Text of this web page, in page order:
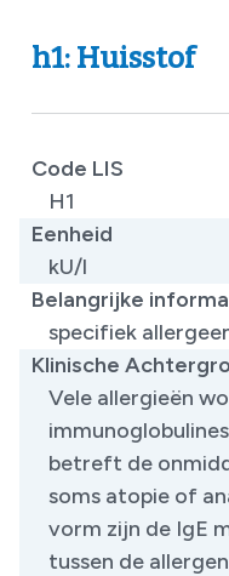
h1: Huisstof
Code LIS
H1
Eenheid
kU/l
Belangrijke
specifiek
Klinische
Vele allergieën
betreft de
soms atopie of
vorm zijn de IgE
tussen de